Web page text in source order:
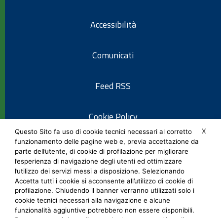
Accessibilità
Comunicati
Feed RSS
Cookie Policy
Informativa privacy
Note legali
Social Media Policy
X
Questo Sito fa uso di cookie tecnici necessari al corretto
funzionamento delle pagine web e, previa accettazione da
parte dell’utente, di cookie di profilazione per migliorare
l’esperienza di navigazione degli utenti ed ottimizzare
l’utilizzo dei servizi messi a disposizione. Selezionando
Accetta tutti i cookie si acconsente all’utilizzo di cookie di
profilazione. Chiudendo il banner verranno utilizzati solo i
cookie tecnici necessari alla navigazione e alcune
funzionalità aggiuntive potrebbero non essere disponibili.